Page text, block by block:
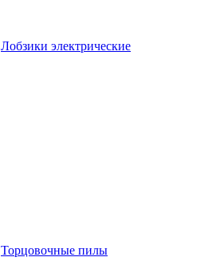
Лобзики электрические
Торцовочные пилы